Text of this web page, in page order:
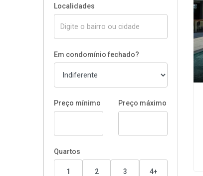
Localidades
Em condomínio fechado?
Preço mínimo Preço máximo
Quartos
1 2 3 4+